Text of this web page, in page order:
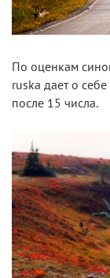
По оценкам
ruska дает о себе
после 15 числа.